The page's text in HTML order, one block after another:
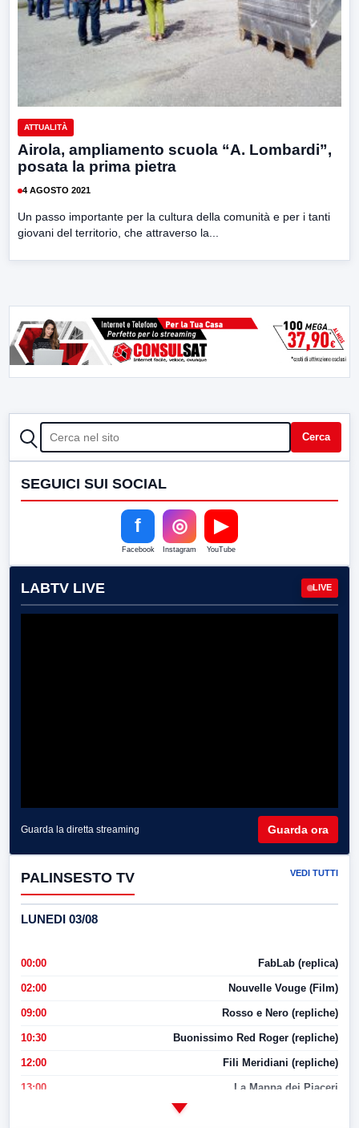
ATTUALITÀ
Airola, ampliamento scuola “A. Lombardi”,
posata la prima pietra
4 AGOSTO 2021
Un passo importante per la cultura della comunità e per i tanti
giovani del territorio, che attraverso la...
CERCA Cerca
SEGUICI SUI SOCIAL
f
Facebook
◎
Instagram
▶
YouTube
LABTV LIVE LIVE
Guarda la diretta streaming Guarda ora
PALINSESTO TV VEDI TUTTI
LUNEDI 03/08
00:00 FabLab (replica)
02:00 Nouvelle Vouge (Film)
09:00 Rosso e Nero (repliche)
10:30 Buonissimo Red Roger (repliche)
12:00 Fili Meridiani (repliche)
13:00 La Mappa dei Piaceri